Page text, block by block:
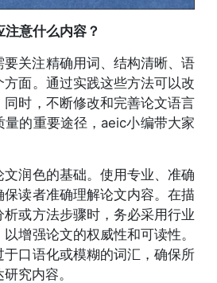
注意什么内容？
要关注精确用词、结构清晰、语
面。通过实践这些方法可以改
时，不断修改和完善论文语言
量的重要途径，aeic小编带大家
润色的基础。使用专业、准确
读者准确理解论文内容。在描
或方法步骤时，务必采用行业
增强论文的权威性和可读性。
于口语化或模糊的词汇，确保所
究内容。